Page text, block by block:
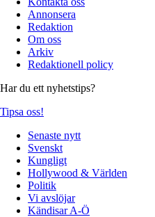
Annonsera
Redaktion
Om oss
Arkiv
Redaktionell policy
Har du ett nyhetstips?
Tipsa oss!
Senaste nytt
Svenskt
Kungligt
Hollywood & Världen
Politik
Vi avslöjar
Kändisar A-Ö